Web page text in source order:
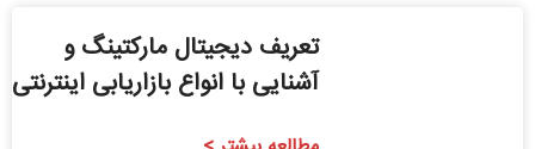
تعریف دیجیتال مارکتینگ و
آشنایی با انواع بازاریابی اینترنتی